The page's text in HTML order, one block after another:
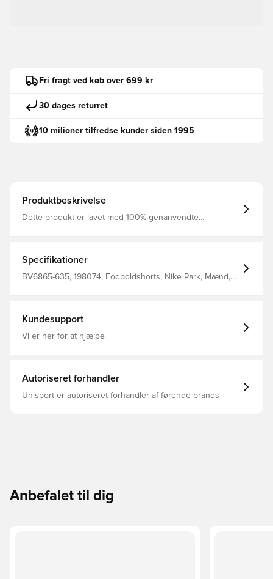
Fri fragt ved køb over 699 kr
30 dages returret
10 milioner tilfredse kunder siden 1995
Produktbeskrivelse
Dette produkt er lavet med 100% genanvendte
mesh, som er med til at øge åndbarheden Regular fit
Fremstillet i 100% polyester. Personaliser produktet med
to bogstaver eller to tal. Perfekt til initialer eller nummer.
Specifikationer
BV6865-635, 198074, Fodboldshorts, Nike Park, Mænd,
Kundesupport
Vi er her for at hjælpe
Autoriseret forhandler
Unisport er autoriseret forhandler af førende brands
Anbefalet til dig